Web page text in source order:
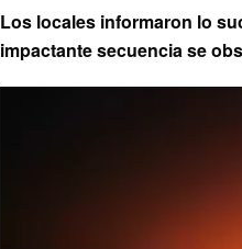
Los locales informaron lo
impactante secuencia se